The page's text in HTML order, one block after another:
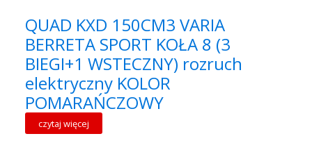
QUAD KXD 150CM3 VARIA
BERRETA SPORT KOŁA 8 (3
BIEGI+1 WSTECZNY) rozruch
elektryczny KOLOR
POMARAŃCZOWY
czytaj więcej